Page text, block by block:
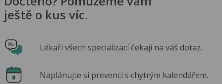
ještě o kus víc.
Lékaři všech specializací čekají na váš dotaz.
Naplánujte si prevenci s chytrým kalendářem.